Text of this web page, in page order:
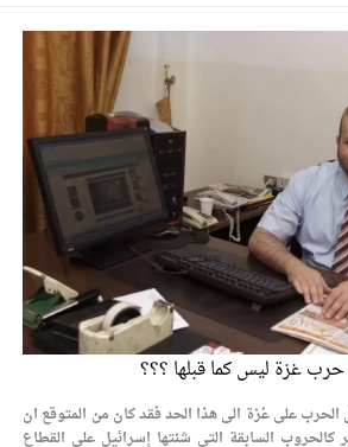
حرب غزة ليس كما قبلها ؟؟؟
على غزة الى هذا الحد فقد كان من المتوقع ان
السابقة التي شنتها إسرائيل على القطاع